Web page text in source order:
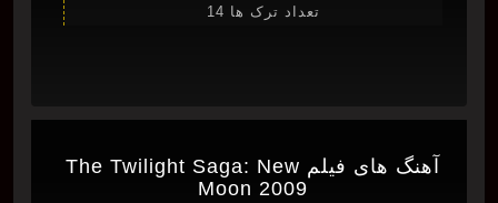
تعداد ترک ها 14
آهنگ های فیلم The Twilight Saga: New
Moon 2009